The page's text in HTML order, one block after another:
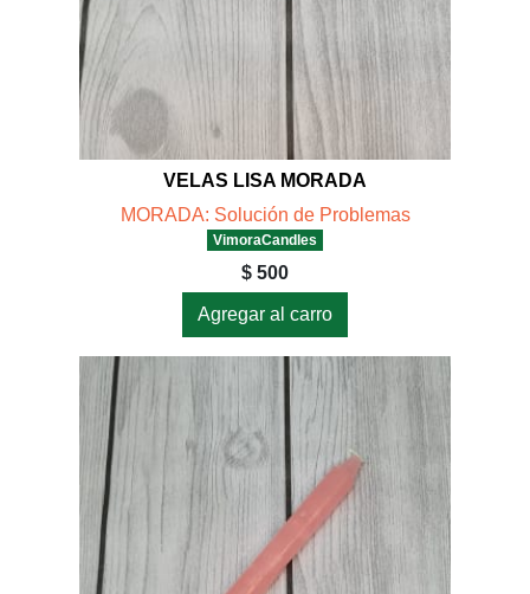
VELAS LISA MORADA
MORADA: Solución de Problemas
VimoraCandles
$ 500
Agregar al carro